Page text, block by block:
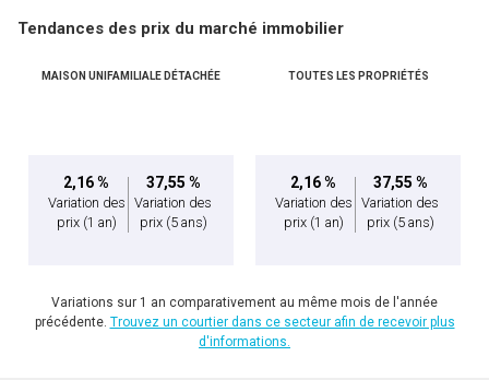
Tendances des prix du marché immobilier
MAISON UNIFAMILIALE DÉTACHÉE
2,16 %
Variation des
prix (1 an)
37,55 %
Variation des
prix (5 ans)
TOUTES LES PROPRIÉTÉS
2,16 %
Variation des
prix (1 an)
37,55 %
Variation des
prix (5 ans)
Variations sur 1 an comparativement au même mois de l'année
précédente. Trouvez un courtier dans ce secteur afin de recevoir plus
d'informations.